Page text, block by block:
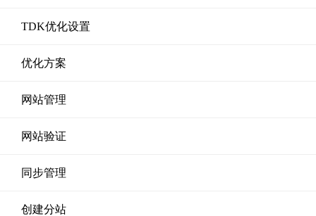
TDK优化设置
优化方案
网站管理
网站验证
同步管理
创建分站